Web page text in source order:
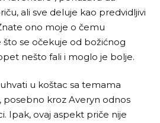
ali sve deluje kao predvidljivi
ono moje o čemu
što se očekuje od božićnog
nešto fali i moglo je bolje.
u koštac sa temama
kroz Averyn odnos
Ipak, ovaj aspekt priče nije